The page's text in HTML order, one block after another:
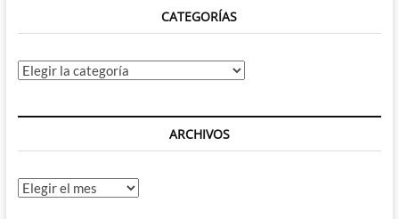
CATEGORÍAS
Categorías
ARCHIVOS
Archivos